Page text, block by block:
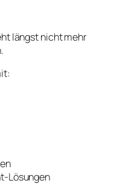
längst nicht mehr
Lösungen